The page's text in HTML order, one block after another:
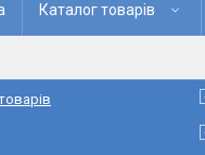
Каталог товарів